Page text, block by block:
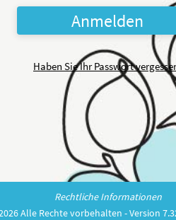
Anmelden
Haben Sie Ihr Passwort
Rechtliche Informationen
Alle Rechte vorbehalten - Version